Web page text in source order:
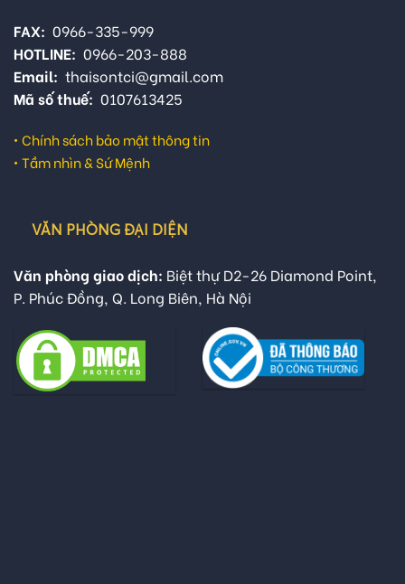
FAX: 0966-335-999
HOTLINE: 0966-203-888
Email: thaisontci@gmail.com
Mã số thuế: 0107613425
• Chính sách bảo mật thông tin
• Tầm nhìn & Sứ Mệnh
VĂN PHÒNG ĐẠI DIỆN
Văn phòng giao dịch: Biệt thự D2-26 Diamond Point,
P. Phúc Đồng, Q. Long Biên, Hà Nội